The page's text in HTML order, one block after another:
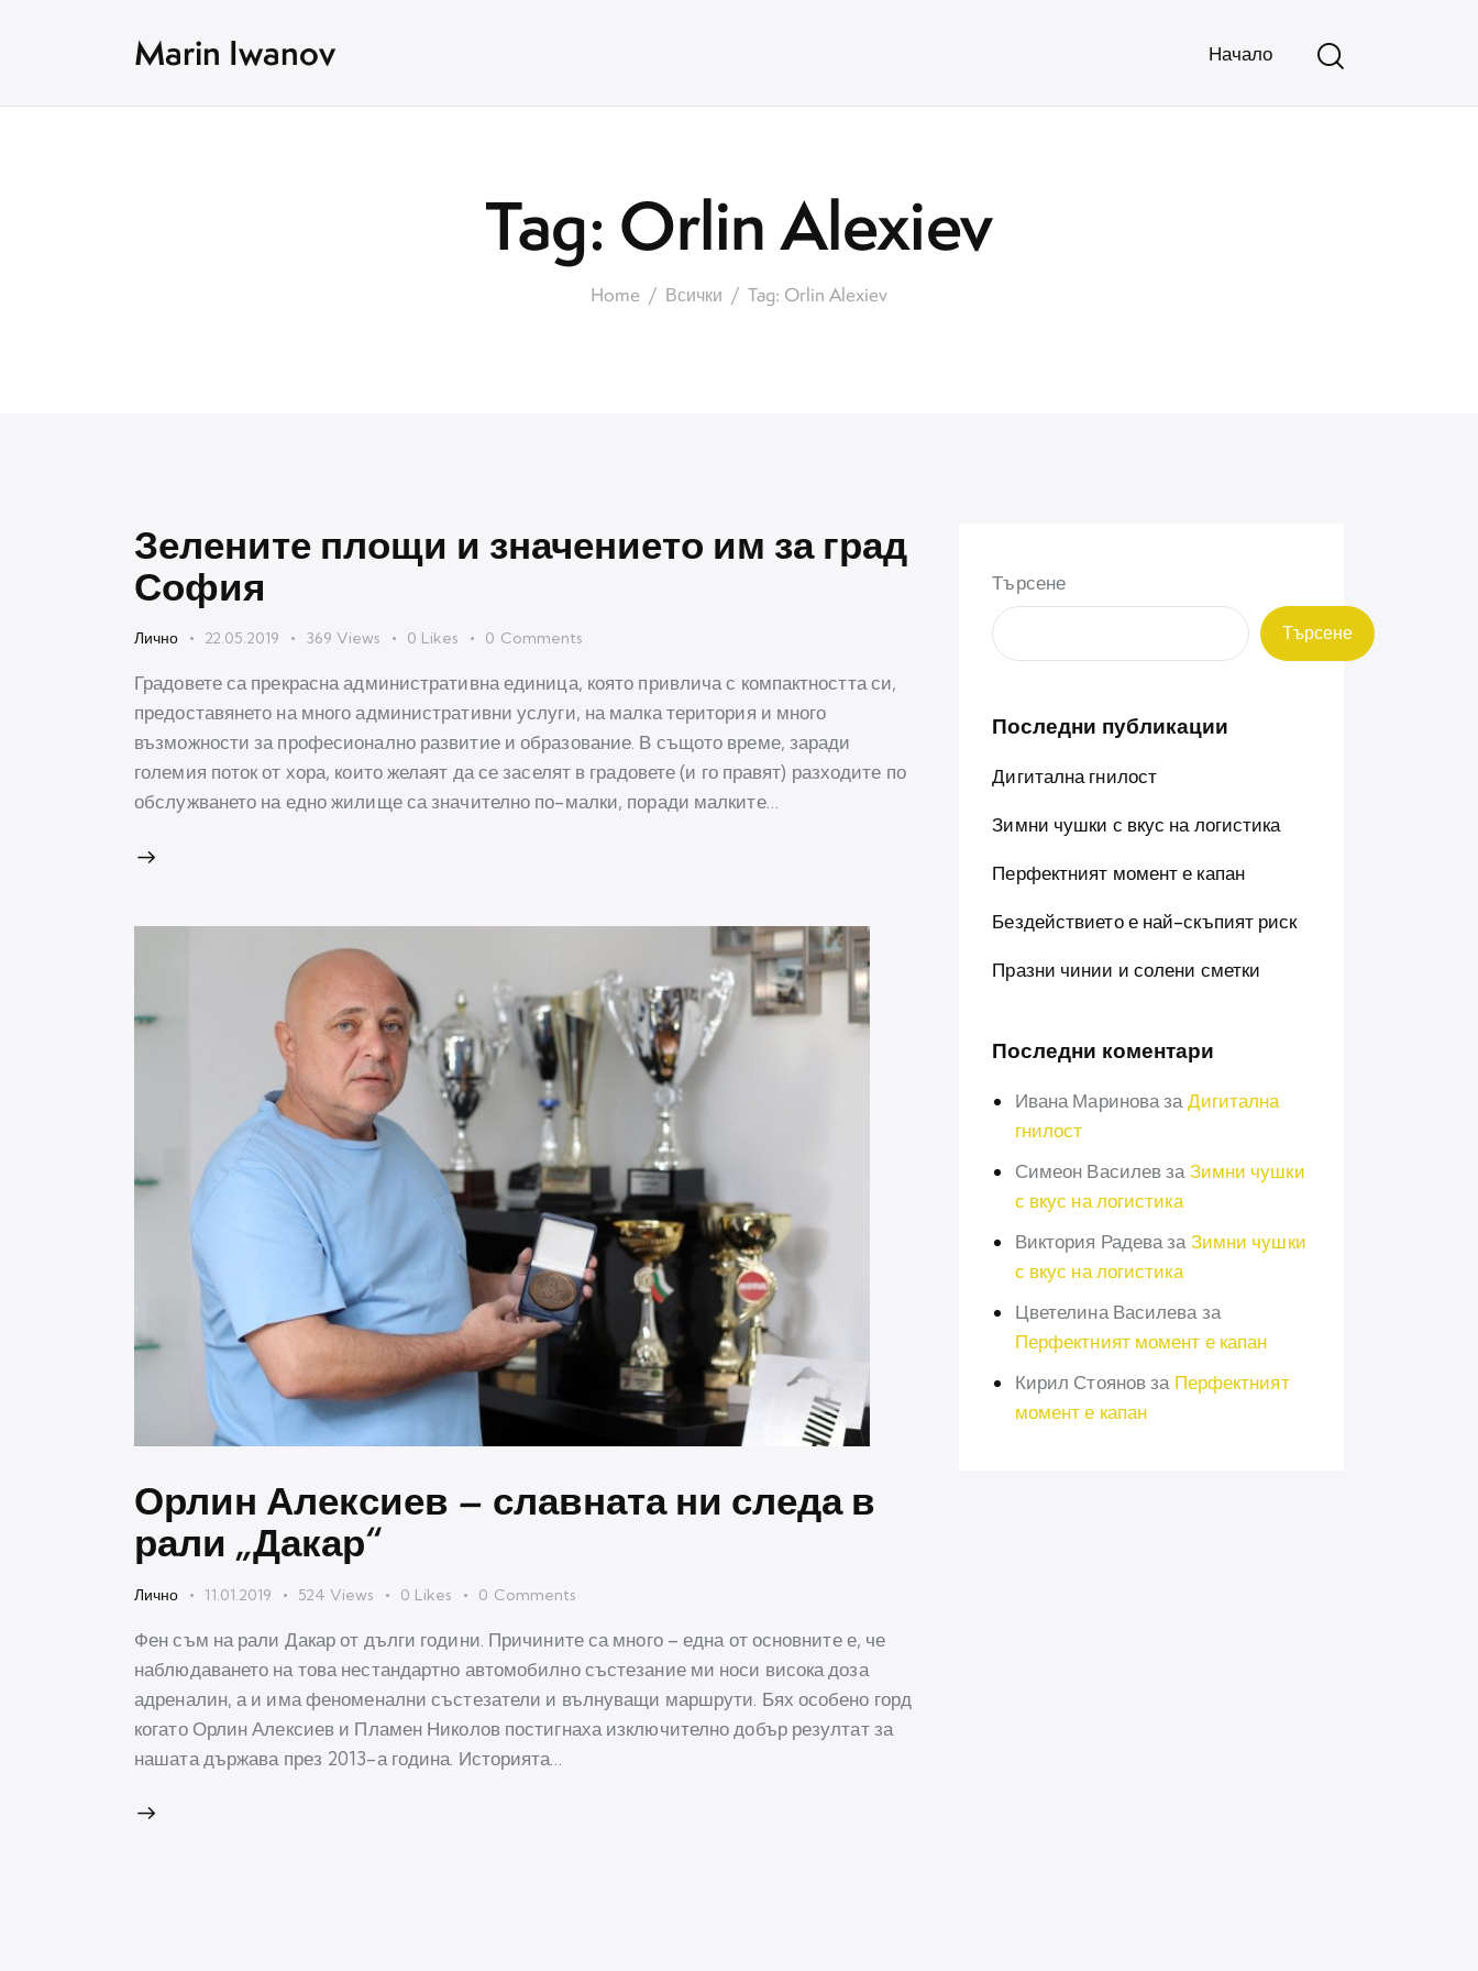
Marin Iwanov Начало
Tag: Orlin Alexiev
Home Всички Tag: Orlin Alexiev
Зелените площи и значението им за град
София
Лично 22.05.2019 369 Views 0 Likes 0 Comments
Градовете са прекрасна административна единица, която привлича с компактността си,
предоставянето на много административни услуги, на малка територия и много
възможности за професионално развитие и образование. В същото време, заради
големия поток от хора, които желаят да се заселят в градовете (и го правят) разходите по
обслужването на едно жилище са значително по-малки, поради малките…
Орлин Алексиев – славната ни следа в
рали „Дакар“
Лично 11.01.2019 524 Views 0 Likes 0 Comments
Фен съм на рали Дакар от дълги години. Причините са много – една от основните е, че
наблюдаването на това нестандартно автомобилно състезание ми носи висока доза
адреналин, а и има феноменални състезатели и вълнуващи маршрути. Бях особено горд
когато Орлин Алексиев и Пламен Николов постигнаха изключително добър резултат за
нашата държава през 2013-а година. Историята…
Търсене
Търсене
Последни публикации
Дигитална гнилост
Зимни чушки с вкус на логистика
Перфектният момент е капан
Бездействието е най-скъпият риск
Празни чинии и солени сметки
Последни коментари
Ивана Мариноваза Дигитална
гнилост
Симеон Василевза Зимни чушки
с вкус на логистика
Виктория Радеваза Зимни чушки
с вкус на логистика
Цветелина Василева за
Перфектният момент е капан
Кирил Стояновза Перфектният
момент е капан